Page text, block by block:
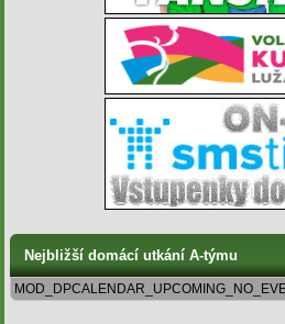
Nejbližší domácí utkání A-týmu